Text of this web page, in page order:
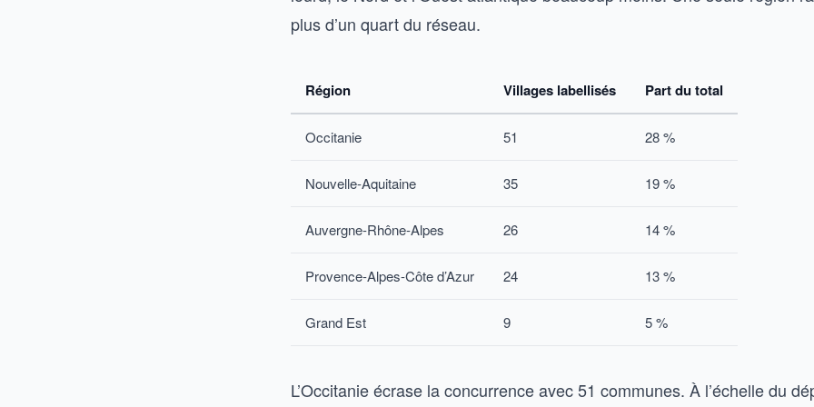
plus d’un quart du réseau.
Région Villages labellisés Part du total
Occitanie 51 28 %
Nouvelle-Aquitaine 35 19 %
Auvergne-Rhône-Alpes 26 14 %
Provence-Alpes-Côte d’Azur 24 13 %
Grand Est 9 5 %
L’Occitanie écrase la concurrence avec 51 communes. À l’échelle du